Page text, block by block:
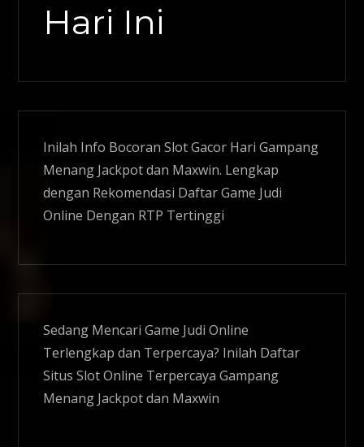
Hari Ini
Inilah Info BocoranSlot Gacor Hari Gampang
Menang Jackpot dan Maxwin. Lengkap
dengan Rekomendasi Daftar Game Judi
Online Dengan RTP Tertinggi
Sedang Mencari Game Judi Online
Terlengkap dan Terpercaya? Inilah Daftar
SitusSlot Online Terpercaya Gampang
Menang Jackpot dan Maxwin